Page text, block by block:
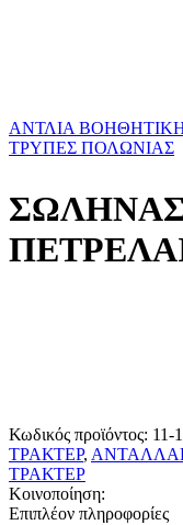
ΑΝΤΛΙΑ ΒΟΗΘΗΤΙΚΗ
ΤΡΥΠΕΣ ΠΟΛΩΝΙΑΣ
Κωδικός προϊόντος: 11-
ΤΡΑΚΤΕΡ,
ΤΡΑΚΤΕΡ
Κοινοποίηση:
Επιπλέον πληροφορίες